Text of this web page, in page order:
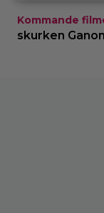
Kommande
skurken